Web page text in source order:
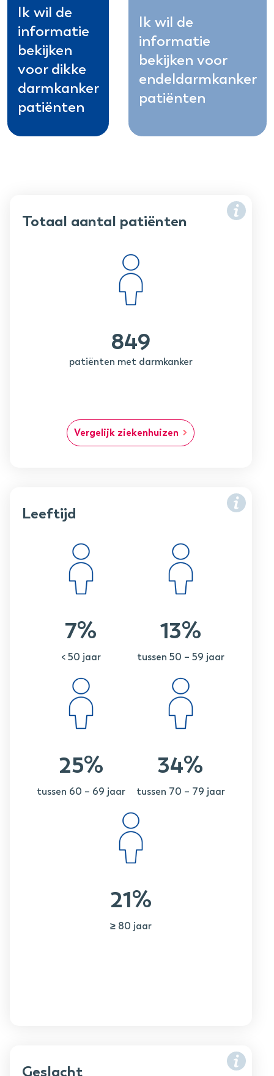
Ik wil de
informatie
bekijken
voor dikke
darmkanker
patiënten
Ik wil de
informatie
bekijken voor
endeldarmkanker
patiënten
Totaal aantal patiënten
849
patiënten met darmkanker
Vergelijk ziekenhuizen
Leeftijd
7%
< 50 jaar
13%
tussen 50 – 59 jaar
25%
tussen 60 – 69 jaar
34%
tussen 70 – 79 jaar
21%
≥ 80 jaar
Geslacht